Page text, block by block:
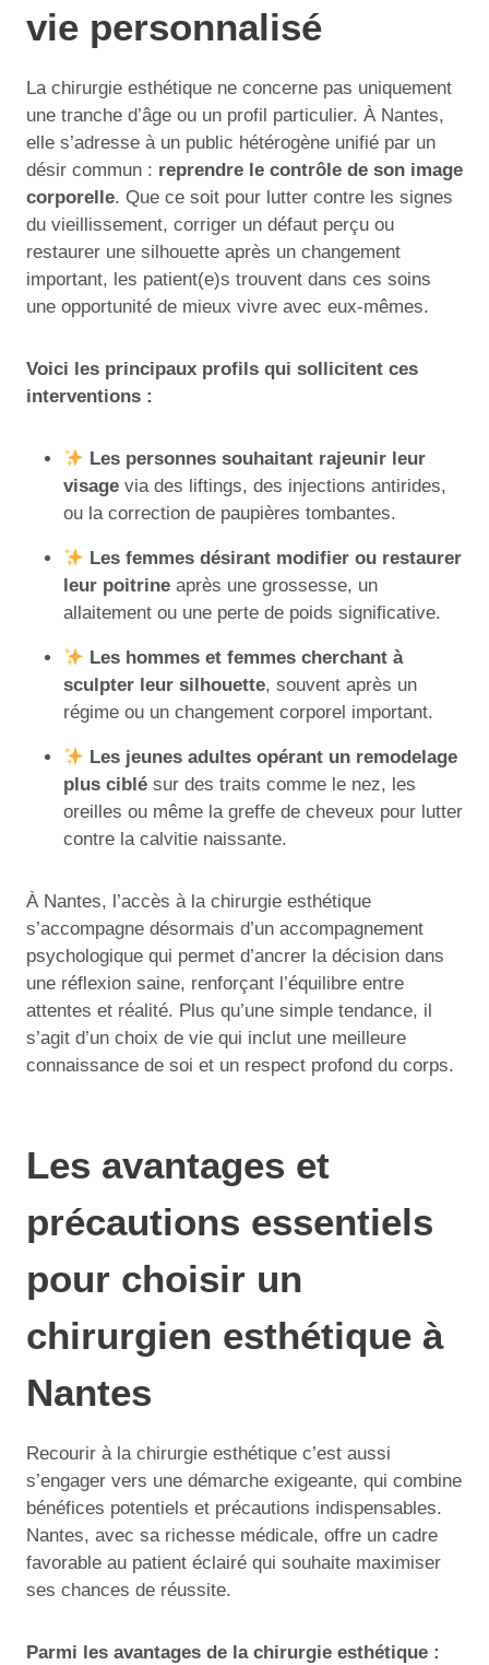
vie personnalisé
La chirurgie esthétique ne concerne pas uniquement
une tranche d’âge ou un profil particulier. À Nantes,
elle s’adresse à un public hétérogène unifié par un
désir commun : reprendre le contrôle de son image
corporelle. Que ce soit pour lutter contre les signes
du vieillissement, corriger un défaut perçu ou
restaurer une silhouette après un changement
important, les patient(e)s trouvent dans ces soins
une opportunité de mieux vivre avec eux-mêmes.
Voici les principaux profils qui sollicitent ces
interventions :
Les personnes souhaitant rajeunir leur
visage via des liftings, des injections antirides,
ou la correction de paupières tombantes.
Les femmes désirant modifier ou restaurer
leur poitrine après une grossesse, un
allaitement ou une perte de poids significative.
Les hommes et femmes cherchant à
sculpter leur silhouette, souvent après un
régime ou un changement corporel important.
Les jeunes adultes opérant un remodelage
plus ciblé sur des traits comme le nez, les
oreilles ou même la greffe de cheveux pour lutter
contre la calvitie naissante.
À Nantes, l’accès à la chirurgie esthétique
s’accompagne désormais d’un accompagnement
psychologique qui permet d’ancrer la décision dans
une réflexion saine, renforçant l’équilibre entre
attentes et réalité. Plus qu’une simple tendance, il
s’agit d’un choix de vie qui inclut une meilleure
connaissance de soi et un respect profond du corps.
Les avantages et
précautions essentiels
pour choisir un
chirurgien esthétique à
Nantes
Recourir à la chirurgie esthétique c’est aussi
s’engager vers une démarche exigeante, qui combine
bénéfices potentiels et précautions indispensables.
Nantes, avec sa richesse médicale, offre un cadre
favorable au patient éclairé qui souhaite maximiser
ses chances de réussite.
Parmi les avantages de la chirurgie esthétique :